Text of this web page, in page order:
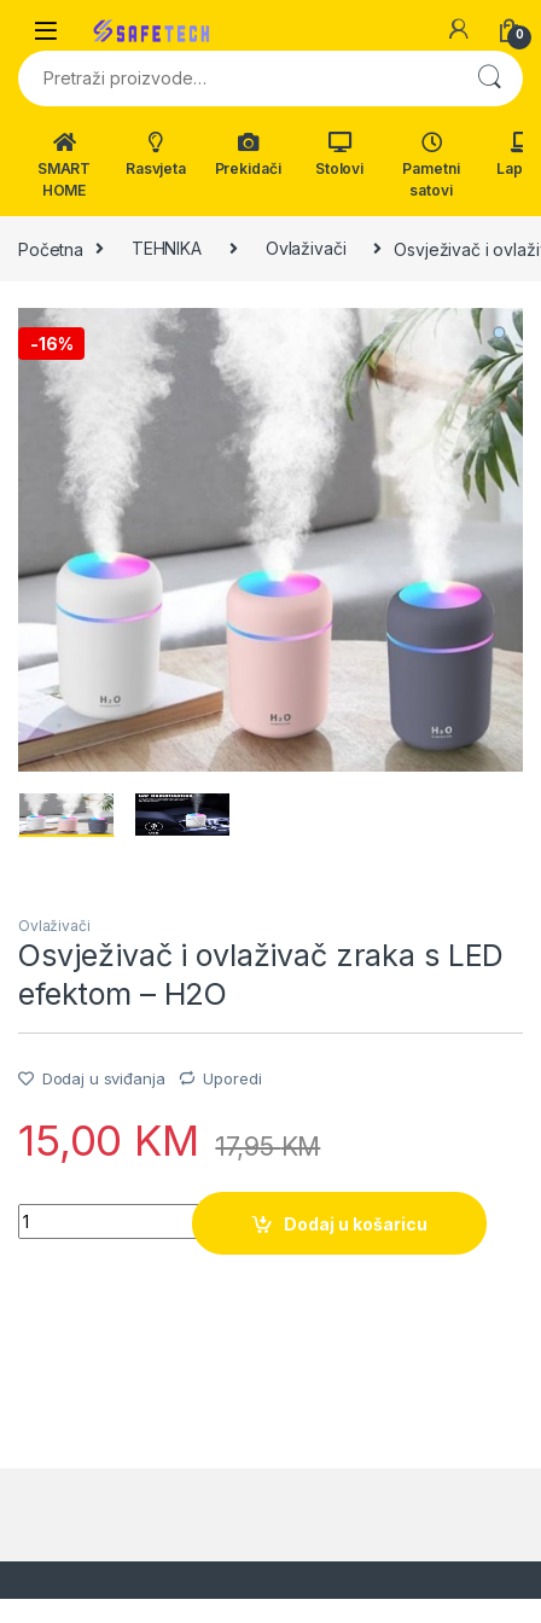
0
Pretraži:
SMART
HOME
Rasvjeta Prekidači Stolovi
Pametni
satovi
Početna TEHNIKA Ovlaživači Osvježivač i
-16%
Ovlaživači
Osvježivač i ovlaživač zraka s LED
efektom – H2O
Dodaj u sviđanja Uporedi
15,00 KM 17,95KM
Quantity
Dodaj u košaricu